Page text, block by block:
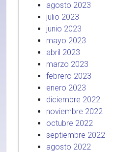
agosto 2023
julio 2023
junio 2023
mayo 2023
abril 2023
marzo 2023
febrero 2023
enero 2023
diciembre 2022
noviembre 2022
octubre 2022
septiembre 2022
agosto 2022